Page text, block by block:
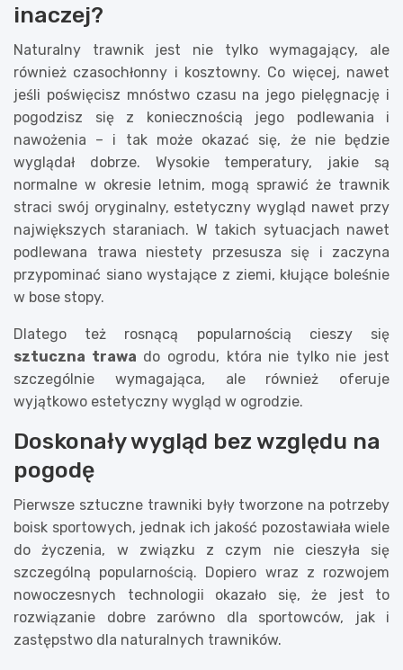
inaczej?
Naturalny trawnik jest nie tylko wymagający, ale
również czasochłonny i kosztowny. Co więcej, nawet
jeśli poświęcisz mnóstwo czasu na jego pielęgnację i
pogodzisz się z koniecznością jego podlewania i
nawożenia – i tak może okazać się, że nie będzie
wyglądał dobrze. Wysokie temperatury, jakie są
normalne w okresie letnim, mogą sprawić że trawnik
straci swój oryginalny, estetyczny wygląd nawet przy
największych staraniach. W takich sytuacjach nawet
podlewana trawa niestety przesusza się i zaczyna
przypominać siano wystające z ziemi, kłujące boleśnie
w bose stopy.
Dlatego też rosnącą popularnością cieszy się
sztuczna trawa do ogrodu, która nie tylko nie jest
szczególnie wymagająca, ale również oferuje
wyjątkowo estetyczny wygląd w ogrodzie.
Doskonały wygląd bez względu na
pogodę
Pierwsze sztuczne trawniki były tworzone na potrzeby
boisk sportowych, jednak ich jakość pozostawiała wiele
do życzenia, w związku z czym nie cieszyła się
szczególną popularnością. Dopiero wraz z rozwojem
nowoczesnych technologii okazało się, że jest to
rozwiązanie dobre zarówno dla sportowców, jak i
zastępstwo dla naturalnych trawników.